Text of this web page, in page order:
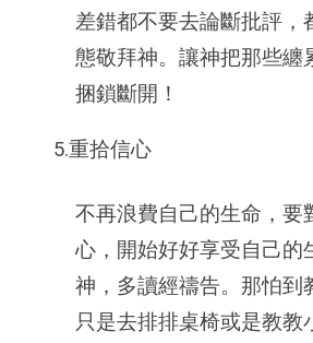
差錯都不要去論斷批評，
態敬拜神。讓神把那些纏
捆鎖斷開！
5.重拾信心
不再浪費自己的生命，要
心，開始好好享受自己的
神，多讀經禱告。那怕到
只是去排排桌椅或是教教